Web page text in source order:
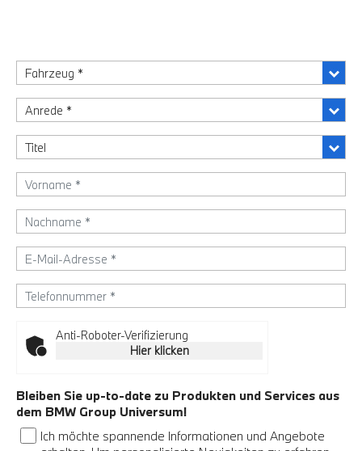
Anti-Roboter-Verifizierung
Hier klicken
Bleiben Sie up-to-date zu Produkten und Services aus
dem BMW Group Universum!
Ich möchte spannende Informationen und Angebote